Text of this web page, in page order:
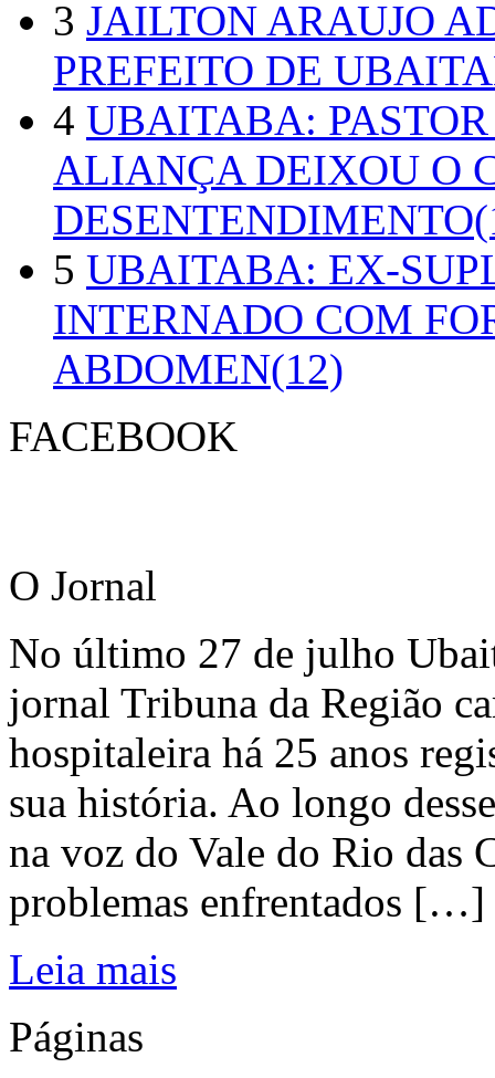
3 JAILTON ARAUJO
PREFEITO DE
4 UBAITABA:
ALIANÇA DEIXOU O
5 UBAITABA: EX-
INTERNADO COM
ABDOMEN(12)
FACEBOOK
O Jornal
No último 27 de julho
jornal Tribuna da Região
hospitaleira há 25 anos
sua história. Ao longo
na voz do Vale do Rio das
problemas enfrentados […]
Leia mais
Páginas